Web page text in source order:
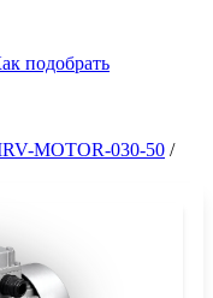
подобрать
MOTOR-030-50 /